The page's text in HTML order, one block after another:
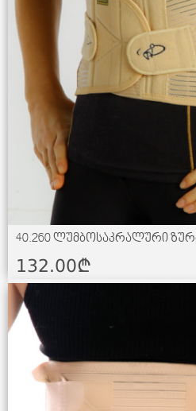
40.260 ლუმბოსაკრალური
132.00¢